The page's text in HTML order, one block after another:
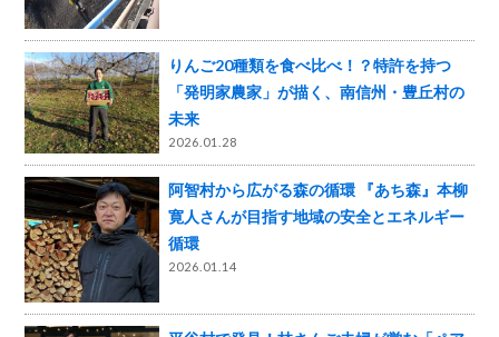
りんご20種類を食べ比べ！？特許を持つ
「発明家農家」が描く、南信州・豊丘村の
未来
2026.01.28
阿智村から広がる森の循環 『あち森』本柳
寛人さんが目指す地域の安全とエネルギー
循環
2026.01.14